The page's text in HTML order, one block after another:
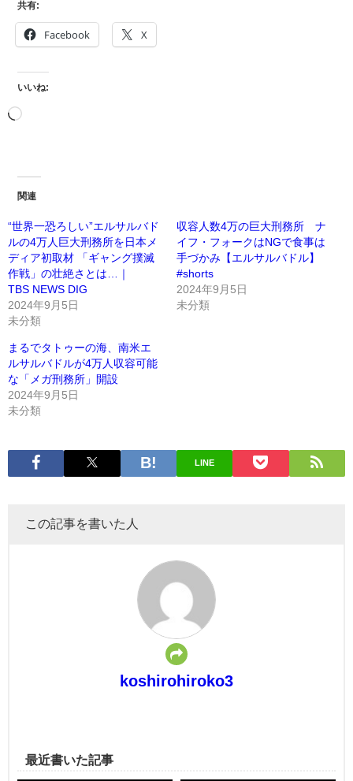
共有:
Facebook X
いいね:
関連
“世界一恐ろしい”エルサルバド
ルの4万人巨大刑務所を日本メ
ディア初取材 「ギャング撲滅
作戦」の壮絶さとは…｜
TBS NEWS DIG
2024年9月5日
未分類
収容人数4万の巨大刑務所 ナ
イフ・フォークはNGで食事は
手づかみ【エルサルバドル】
#shorts
2024年9月5日
未分類
まるでタトゥーの海、南米エ
ルサルバドルが4万人収容可能
な「メガ刑務所」開設
2024年9月5日
未分類
LINE
この記事を書いた人
koshirohiroko3
最近書いた記事